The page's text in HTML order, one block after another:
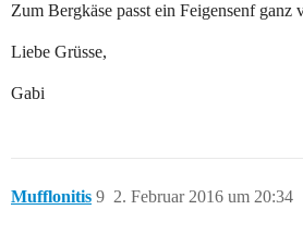
Zum Bergkäse passt ein Feigensenf
Liebe Grüsse,
Gabi
Mufflonitis 2. Februar 2016 um 20:34
9